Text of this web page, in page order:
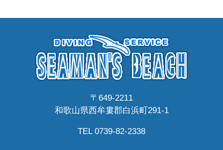
〒649-2211
和歌山県西牟婁郡白浜町291-1
TEL 0739-82-2338